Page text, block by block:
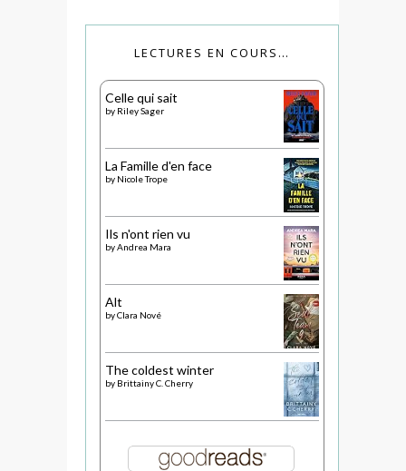
LECTURES EN COURS…
Celle qui sait
by Riley Sager
La Famille d'en face
by Nicole Trope
Ils n'ont rien vu
byAndrea Mara
Alt
byClara Nové
The coldest winter
by Brittainy C. Cherry